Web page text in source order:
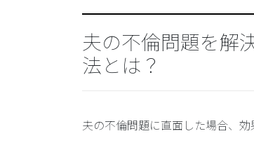
夫の不倫問題を解
法とは？
夫の不倫問題に直面した場合、効